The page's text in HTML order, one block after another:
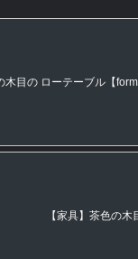
木目の ローテーブル【
【家具】茶色の